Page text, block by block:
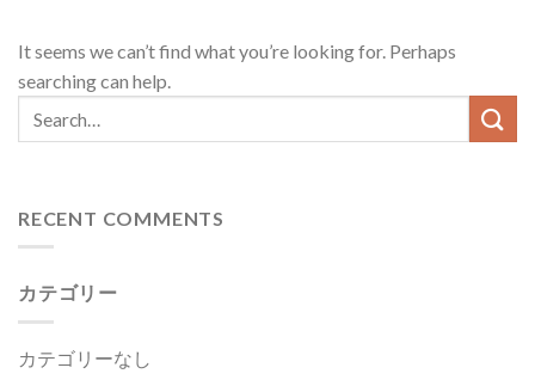
content
It seems we can’t find what you’re looking for. Perhaps
searching can help.
RECENT COMMENTS
カテゴリー
カテゴリーなし